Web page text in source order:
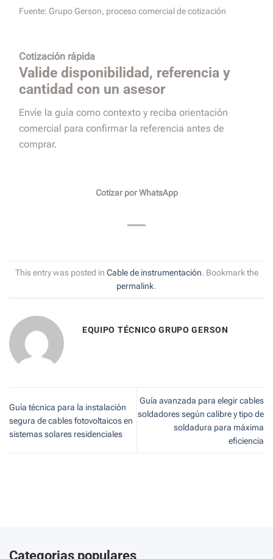
Fuente: Grupo Gerson, proceso comercial de cotización
Cotización rápida
Valide disponibilidad, referencia y
cantidad con un asesor
Envíe la guía como contexto y reciba orientación
comercial para confirmar la referencia antes de
comprar.
Cotizar por WhatsApp
This entry was posted in Cable de instrumentación. Bookmark the
permalink.
EQUIPO TÉCNICO GRUPO GERSON
Guía técnica para la instalación
segura de cables fotovoltaicos en
sistemas solares residenciales
Guía avanzada para elegir cables
soldadores según calibre y tipo de
soldadura para máxima
eficiencia
Categorias populares